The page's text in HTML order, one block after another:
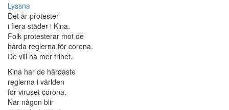
Lyssna
Det är protester
i flera städer i Kina.
Folk protesterar mot de
hårda reglerna för corona.
De vill ha mer frihet.
Kina har de hårdaste
reglerna i världen
för viruset corona.
När någon blir